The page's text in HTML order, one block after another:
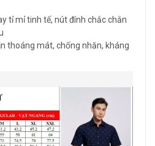
tỉ mỉ tinh tế, nút đính chắc chắn
thoáng mát, chống nhăn, kháng